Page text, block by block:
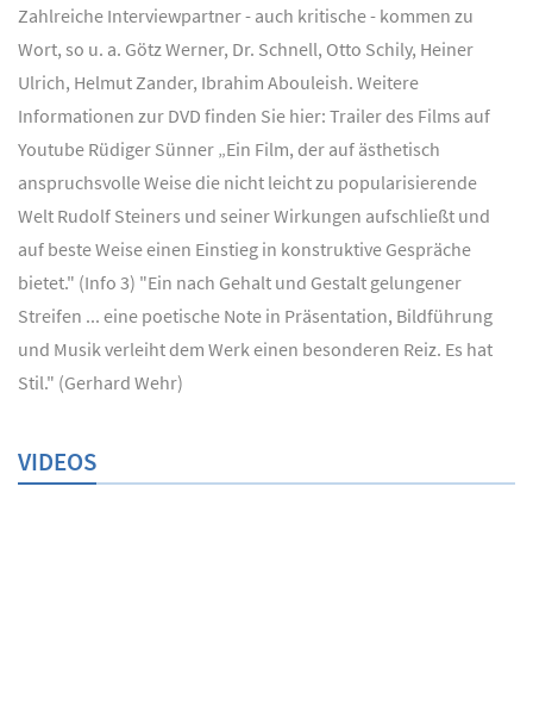
Zahlreiche Interviewpartner - auch kritische - kommen zu
Wort, so u. a. Götz Werner, Dr. Schnell, Otto Schily, Heiner
Ulrich, Helmut Zander, Ibrahim Abouleish. Weitere
Informationen zur DVD finden Sie hier: Trailer des Films auf
Youtube Rüdiger Sünner „Ein Film, der auf ästhetisch
anspruchsvolle Weise die nicht leicht zu popularisierende
Welt Rudolf Steiners und seiner Wirkungen aufschließt und
auf beste Weise einen Einstieg in konstruktive Gespräche
bietet." (Info 3) "Ein nach Gehalt und Gestalt gelungener
Streifen ... eine poetische Note in Präsentation, Bildführung
und Musik verleiht dem Werk einen besonderen Reiz. Es hat
Stil." (Gerhard Wehr)
VIDEOS